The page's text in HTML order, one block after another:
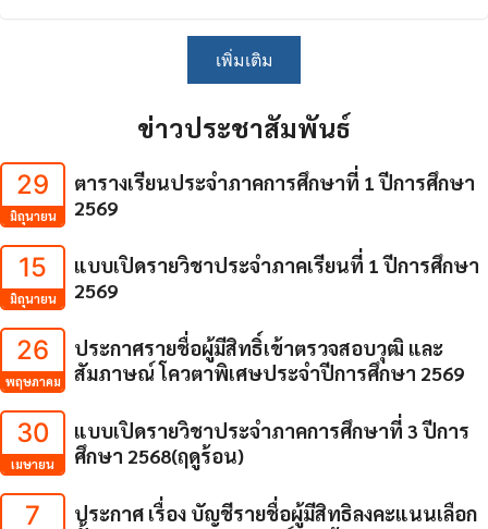
เพิ่มเติม
ข่าวประชาสัมพันธ์
29
มิถุนายน
ตารางเรียนประจำภาคการศึกษาที่ 1 ปีการศึกษา
2569
15
มิถุนายน
แบบเปิดรายวิชาประจำภาคเรียนที่ 1 ปีการศึกษา
2569
26
พฤษภาคม
ประกาศรายชื่อผู้มีสิทธิ์เข้าตรวจสอบวุฒิ และ
สัมภาษณ์ โควตาพิเศษประจำปีการศึกษา 2569
30
เมษายน
แบบเปิดรายวิชาประจำภาคการศึกษาที่ 3 ปีการ
ศึกษา 2568(ฤดูร้อน)
7
ประกาศ เรื่อง บัญชีรายชื่อผู้มีสิทธิลงคะแนนเลือก